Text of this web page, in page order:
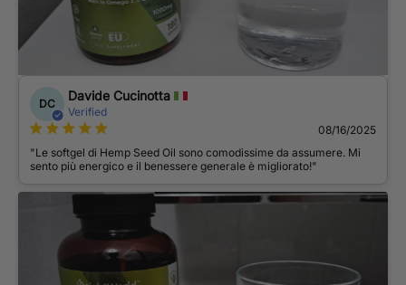
DC
Davide Cucinotta
Verified
08/16/2025
"Le softgel di Hemp Seed Oil sono comodissime da assumere. Mi
sento più energico e il benessere generale è migliorato!"